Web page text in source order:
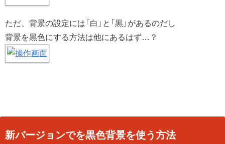
ただ、背景の設定には「白」と「黒」があるのだし
背景を黒色にする方法は他にあるはず…？
新バージョンでを黒色背景を使う方法